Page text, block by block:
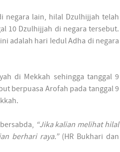
negara lain, hilal Dzulhijjah telah
10 Dzulhijjah di negara tersebut.
adalah hari Iedul Adha di negara
di Mekkah sehingga tanggal 9
berpuasa Arofah pada tanggal 9
“Jika kalian melihat hilal
berhari raya.”(HR Bukhari dan